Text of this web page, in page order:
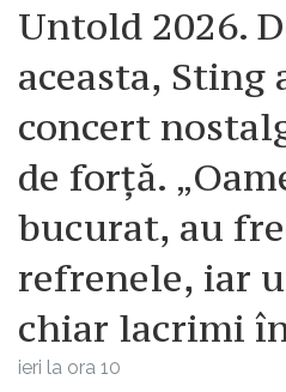
Untold 2026.
aceasta, Sting
concert
de forță.
bucurat, au
refrenele, iar
chiar lacrimi
ieri la ora 10